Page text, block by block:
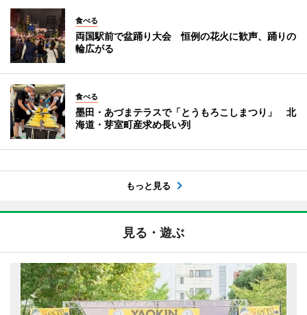
食べる
両国駅前で盆踊り大会 恒例の花火に歓声、踊りの
輪広がる
食べる
墨田・あづまテラスで「とうもろこしまつり」 北
海道・芽室町産求め長い列
もっと見る
見る・遊ぶ